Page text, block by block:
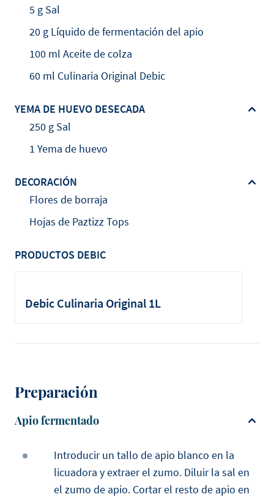
5 g Sal
20 g Líquido de fermentación del apio
100 ml Aceite de colza
60 ml Culinaria Original Debic
YEMA DE HUEVO DESECADA
250 g Sal
1 Yema de huevo
DECORACIÓN
Flores de borraja
Hojas de Paztizz Tops
PRODUCTOS DEBIC
Debic Culinaria Original 1L
Preparación
Apio fermentado
Introducir un tallo de apio blanco en la
licuadora y extraer el zumo. Diluir la sal en
el zumo de apio. Cortar el resto de apio en